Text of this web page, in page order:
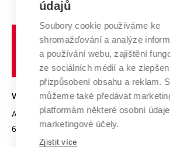
E-přihláška
Systém zajišťování kvality výzkumu
Výzkumné infrastruktury
Transfer znalostí
Open Science
Projekty
Projekty ze strukturálních fondů
Specifický výzkum
Zahraniční spolupráce
Spolupráce se školami
Služby univerzity
Mezinárodní dohody
Univerzitní sítě
Profil univerzity
Udržitelná univerzita
Podnikavá univerzita / ContriBUTe
Bezpečná univerzita
Vyznamenání
Organizační struktura
VYSOKÉ UČENÍ TECHNICKÉ V BRNĚ
Antonínská 548/1
602 00 Brno
www.vut.cz
vut@vutbr.cz
údajů
Soubory cookie používáme ke
shromažďování a analýze
a používání webu, zajištění
ze sociálních médií a ke
přizpůsobení obsahu a reklam.
můžeme také předávat
platformám některé osobní
marketingové účely.
Zjistit více